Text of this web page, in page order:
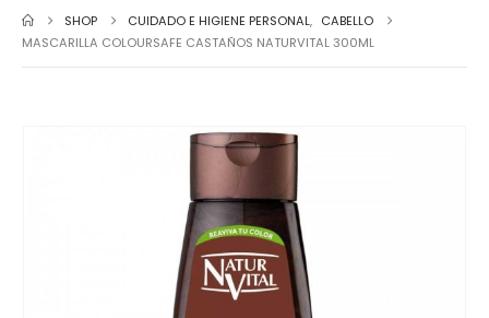
SHOP CUIDADO E HIGIENE PERSONAL, CABELLO
MASCARILLA COLOURSAFE CASTAÑOS NATURVITAL 300ML